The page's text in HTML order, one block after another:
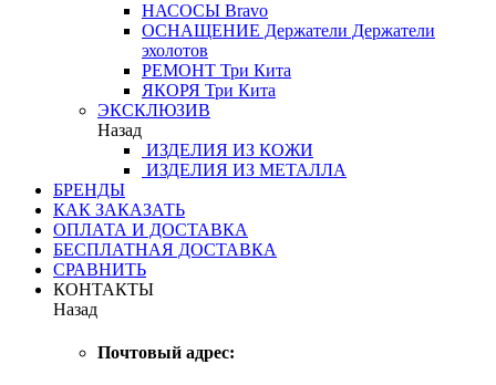
НАСОСЫ Bravo
ОСНАЩЕНИЕ Держатели Держатели
эхолотов
РЕМОНТ Три Кита
ЯКОРЯ Три Кита
ЭКСКЛЮЗИВ
Назад
ИЗДЕЛИЯ ИЗ КОЖИ
ИЗДЕЛИЯ ИЗ МЕТАЛЛА
БРЕНДЫ
КАК ЗАКАЗАТЬ
ОПЛАТА И ДОСТАВКА
БЕСПЛАТНАЯ ДОСТАВКА
СРАВНИТЬ
КОНТАКТЫ
Назад
Почтовый адрес: